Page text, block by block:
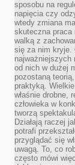
sposobu na
napięcia czy
wtedy zmiana
skuteczna praca
walką z
się za nim kryje.
najważniejszych
od nich w dużej
pozostaną
praktyką.
właśnie drobne,
człowieka w
tworzą
Działają raczej
potrafi
przyglądać się
uwagą. To, co
często mówi